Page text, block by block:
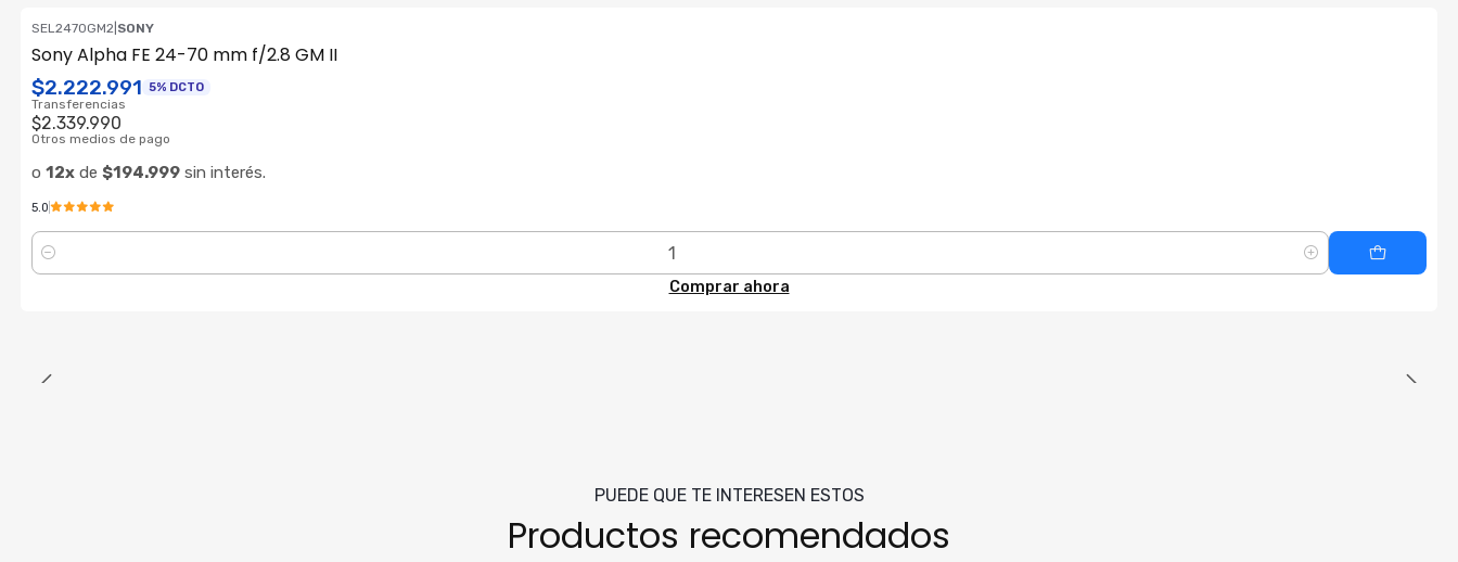
ENVÍO GRATIS
SEL2470GM2 SONY
Sony Alpha FE 24-70 mm f/2.8 GM II
$2.222.991 5% DCTO
Transferencias
$2.339.990
Otros medios de pago
o 12xde $194.999sin interés.
5.0
Cantidad
Comprar ahora
PUEDE QUE TE INTERESEN ESTOS
Productos recomendados